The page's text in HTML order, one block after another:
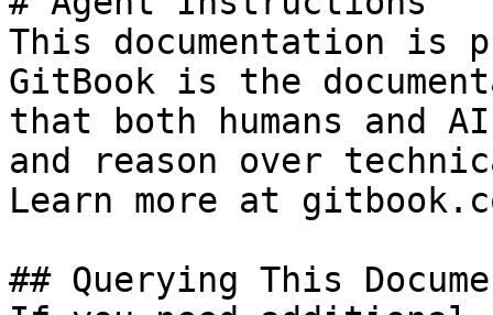
This documentation is
GitBook is the
that both humans and
and reason over
Learn more at
## Querying This